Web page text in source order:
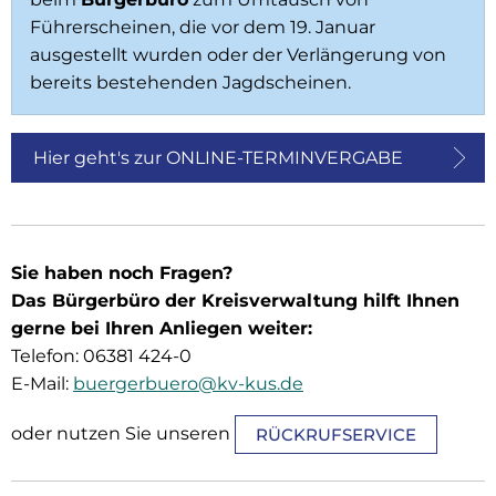
Führerscheinen, die vor dem 19. Januar
ausgestellt wurden oder der Verlängerung von
bereits bestehenden Jagdscheinen.
Hier geht's zur ONLINE-TERMINVERGABE
Sie haben noch Fragen?
Das Bürgerbüro der Kreisverwaltung hilft Ihnen
gerne bei Ihren Anliegen weiter:
Telefon: 06381 424-0
E-Mail: buergerbuero@kv-kus.de
oder nutzen Sie unseren RÜCKRUFSERVICE